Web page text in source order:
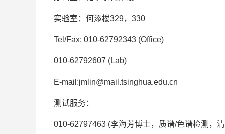
实验室：何添楼329，330
Tel/Fax: 010-62792343 (Office)
010-62792607 (Lab)
E-mail:jmlin@mail.tsinghua.edu.cn
测试服务：
010-62797463 (李海芳博士，质谱/色谱检测，